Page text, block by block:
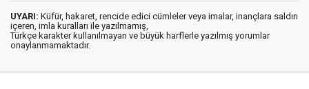
UYARI: Küfür, hakaret, rencide edici cümleler veya imalar, inançlara saldırı
içeren, imla kuralları ile yazılmamış,
Türkçe karakter kullanılmayan ve büyük harflerle yazılmış yorumlar
onaylanmamaktadır.